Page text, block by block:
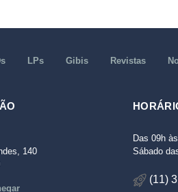
LPs Gibis Revistas
140
Das 09h
Sábado
(11)